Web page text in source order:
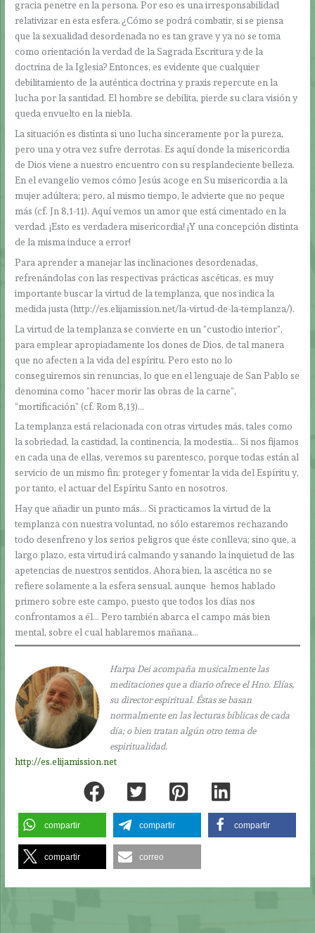
gracia penetre en la persona. Por eso es una irresponsabilidad
relativizar en esta esfera. ¿Cómo se podrá combatir, si se piensa
que la sexualidad desordenada no es tan grave y ya no se toma
como orientación la verdad de la Sagrada Escritura y de la
doctrina de la Iglesia? Entonces, es evidente que cualquier
debilitamiento de la auténtica doctrina y praxis repercute en la
lucha por la santidad. El hombre se debilita, pierde su clara visión y
queda envuelto en la niebla.
La situación es distinta si uno lucha sinceramente por la pureza,
pero una y otra vez sufre derrotas. Es aquí donde la misericordia
de Dios viene a nuestro encuentro con su resplandeciente belleza.
En el evangelio vemos cómo Jesús acoge en Su misericordia a la
mujer adúltera; pero, al mismo tiempo, le advierte que no peque
más (cf. Jn 8,1-11). Aquí vemos un amor que está cimentado en la
verdad. ¡Esto es verdadera misericordia! ¡Y una concepción distinta
de la misma induce a error!
Para aprender a manejar las inclinaciones desordenadas,
refrenándolas con las respectivas prácticas ascéticas, es muy
importante buscar la virtud de la templanza, que nos indica la
medida justa (http://es.elijamission.net/la-virtud-de-la-templanza/).
La virtud de la templanza se convierte en un “custodio interior”,
para emplear apropiadamente los dones de Dios, de tal manera
que no afecten a la vida del espíritu. Pero esto no lo
conseguiremos sin renuncias, lo que en el lenguaje de San Pablo se
denomina como “hacer morir las obras de la carne”,
“mortificación” (cf. Rom 8,13)…
La templanza está relacionada con otras virtudes más, tales como
la sobriedad, la castidad, la continencia, la modestia… Si nos fijamos
en cada una de ellas, veremos su parentesco, porque todas están al
servicio de un mismo fin: proteger y fomentar la vida del Espíritu y,
por tanto, el actuar del Espíritu Santo en nosotros.
Hay que añadir un punto más… Si practicamos la virtud de la
templanza con nuestra voluntad, no sólo estaremos rechazando
todo desenfreno y los serios peligros que éste conlleva; sino que, a
largo plazo, esta virtud irá calmando y sanando la inquietud de las
apetencias de nuestros sentidos. Ahora bien, la ascética no se
refiere solamente a la esfera sensual, aunque hemos hablado
primero sobre este campo, puesto que todos los días nos
confrontamos a él… Pero también abarca el campo más bien
mental, sobre el cual hablaremos mañana…
Harpa Dei acompaña musicalmente las
meditaciones que a diario ofrece el Hno. Elías,
su director espiritual. Éstas se basan
normalmente en las lecturas bíblicas de cada
día; o bien tratan algún otro tema de
espiritualidad.
http://es.elijamission.net
compartir compartir compartir
compartir correo